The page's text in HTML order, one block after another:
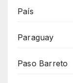
País
Paraguay
Paso Barreto